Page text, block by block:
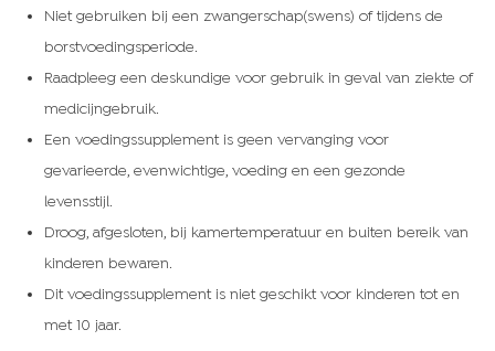
Niet gebruiken bij een zwangerschap(swens) of tijdens de
borstvoedingsperiode.
Raadpleeg een deskundige voor gebruik in geval van ziekte of
medicijngebruik.
Een voedingssupplement is geen vervanging voor
gevarieerde, evenwichtige, voeding en een gezonde
levensstijl.
Droog, afgesloten, bij kamertemperatuur en buiten bereik van
kinderen bewaren.
Dit voedingssupplement is niet geschikt voor kinderen tot en
met 10 jaar.